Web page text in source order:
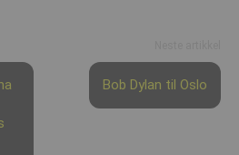
Bob Dylan til Oslo